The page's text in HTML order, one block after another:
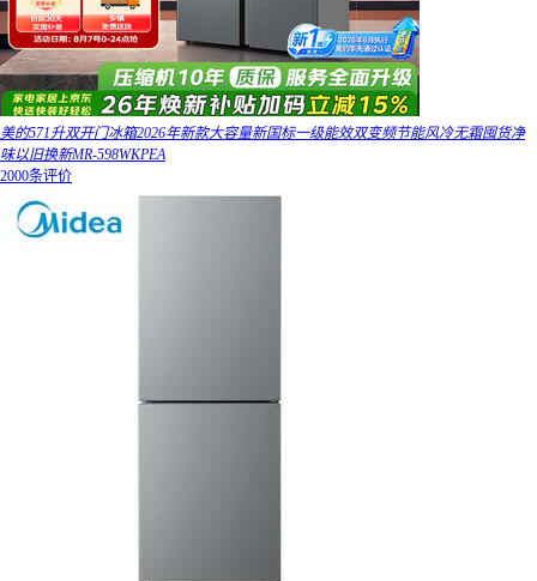
美的571升双开门冰箱2026年新款大容量新国标一级能效双变频节能风冷无霜囤货净
味以旧换新MR-598WKPEA
2000条评价